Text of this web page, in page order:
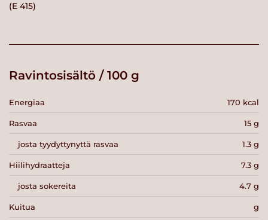
(E 415)
Ravintosisältö / 100 g
Energiaa 170 kcal
Rasvaa 15 g
josta tyydyttynyttä rasvaa 1.3 g
Hiilihydraatteja 7.3 g
josta sokereita 4.7 g
Kuitua g